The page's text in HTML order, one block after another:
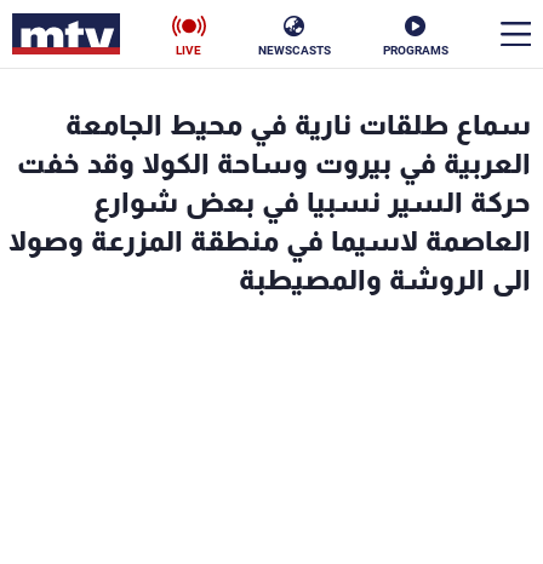
PROGRAMS
NEWSCASTS
LIVE
سماع طلقات نارية في محيط الجامعة
العربية في بيروت وساحة الكولا وقد خفت
حركة السير نسبيا في بعض شوارع
العاصمة لاسيما في منطقة المزرعة وصولا
الى الروشة والمصيطبة
الأخبار
سياسة ناس
إقتصاد فن